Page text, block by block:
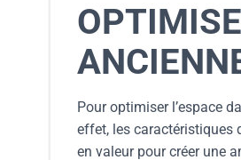
Pour optimiser l’espace
effet, les caractéristiques
en valeur pour créer une